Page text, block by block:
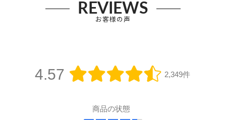
REVIEWS
お客様の声
4.57 2,349件
商品の状態